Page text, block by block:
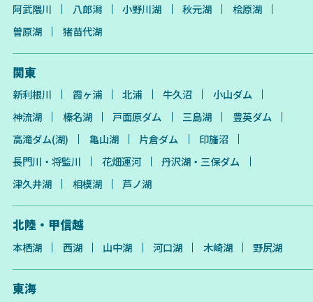
阿武隈川 八郎潟 小野川湖 秋元湖
桧原湖
曽原湖
猪苗代湖
関東
新利根川 霞ヶ浦 北浦 牛久沼
小山ダム
神流湖
榛名湖 戸面原ダム 三島湖
豊英ダム
高滝ダム(湖)
亀山湖 片倉ダム
印旛沼
長門川・将監川
花畑運河
丹沢湖・三保ダム
津久井湖
相模湖 芦ノ湖
北陸・甲信越
本栖湖 西湖 山中湖 河口湖 木崎湖 野尻湖
東海